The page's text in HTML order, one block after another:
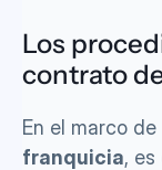
Los
contrato
En el marco de
franquicia, es